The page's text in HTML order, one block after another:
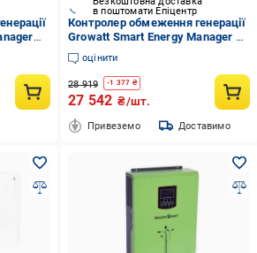
480V
в поштомати Епіцентр
Контролер обмеження генерації
Growatt Smart Energy Manager до
100kW до 10 інверторів 380-480V
250А (19100561)
оцінити
28 919 -1 377 ₴
27 542 ₴/шт.
Привеземо Доставимо